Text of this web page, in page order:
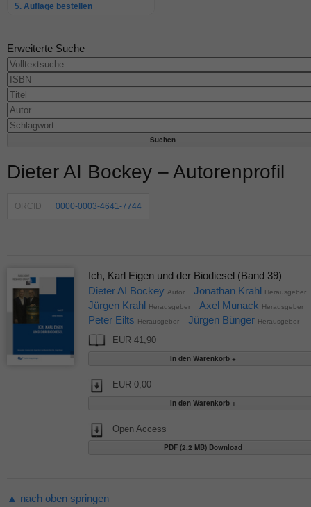
5. Auflage bestellen
Erweiterte Suche
Dieter AI Bockey – Autorenprofil
ORCID 0000-0003-4641-7744
Ich, Karl Eigen und der Biodiesel (Band 39)
Dieter AI Bockey Autor Jonathan Krahl Herausgeber
Jürgen Krahl Herausgeber Axel Munack Herausgeber
Peter Eilts Herausgeber Jürgen Bünger Herausgeber
EUR 41,90
EUR 0,00
Open Access
PDF (2,2 MB) Download
▲ nach oben springen